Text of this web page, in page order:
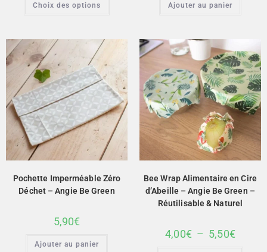
Choix des options Ajouter au panier
Pochette Imperméable Zéro
Déchet – Angie Be Green
5,90€
Ajouter au panier
Bee Wrap Alimentaire en Cire
d’Abeille – Angie Be Green –
Réutilisable & Naturel
4,00€ – 5,50€